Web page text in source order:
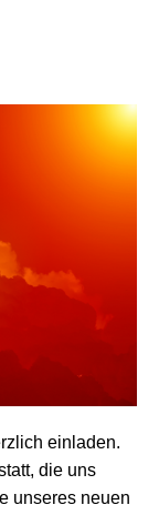
einladen.
die uns
unseres neuen